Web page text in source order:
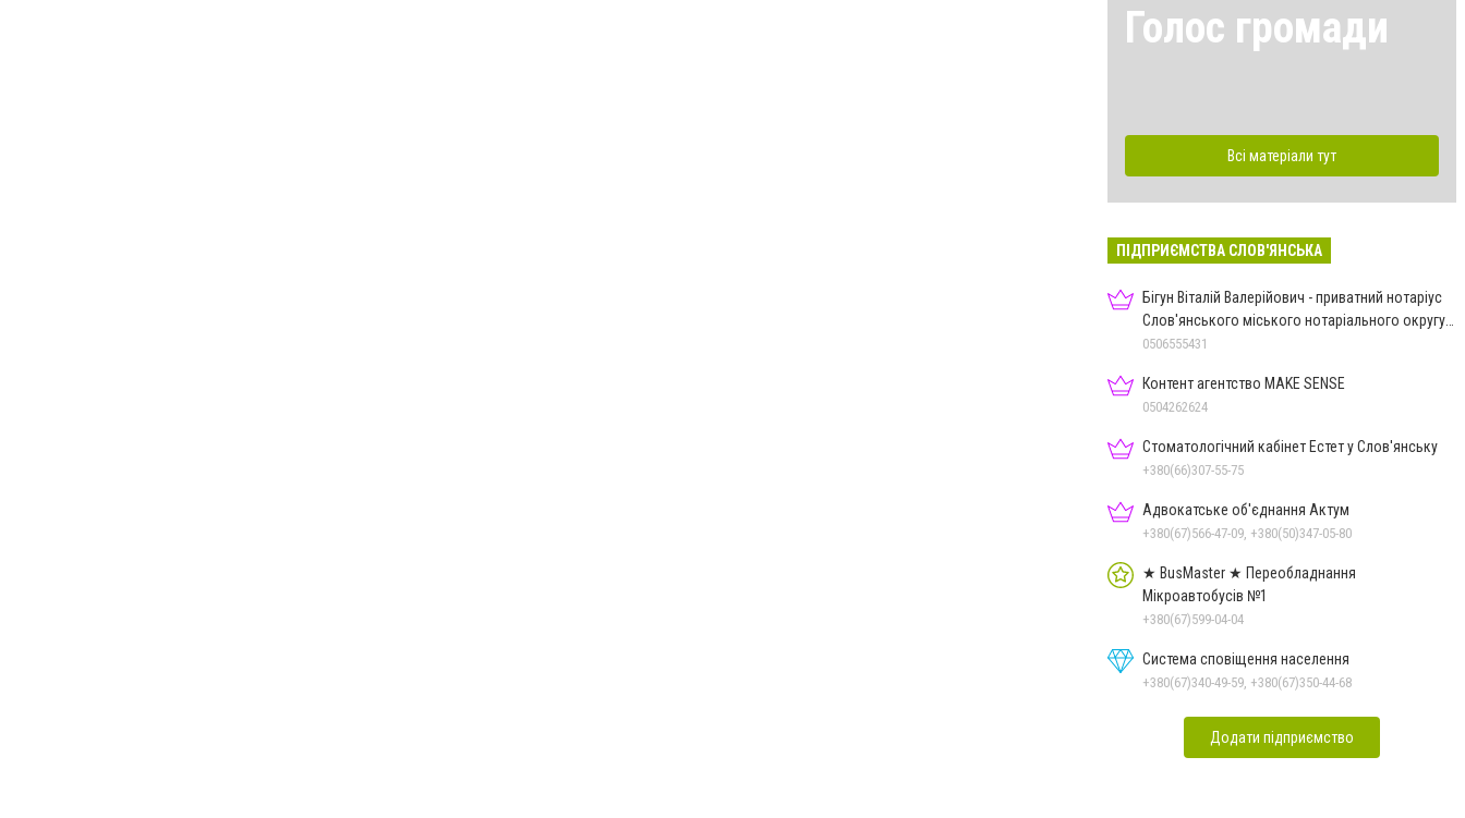
Голос громади
Всі матеріали тут
ПІДПРИЄМСТВА СЛОВ'ЯНСЬКА
Бігун Віталій Валерійович - приватний нотаріус
Слов'янського міського нотаріального округу
Дон.обл.
0506555431
Контент агентство MAKE SENSE
0504262624
Стоматологічний кабінет Естет у Слов'янську
+380(66)307-55-75
Адвокатське об'єднання Актум
+380(67)566-47-09, +380(50)347-05-80
★ BusMaster ★ Переобладнання
Мікроавтобусів №1
+380(67)599-04-04
Система сповіщення населення
+380(67)340-49-59, +380(67)350-44-68
Додати підприємство